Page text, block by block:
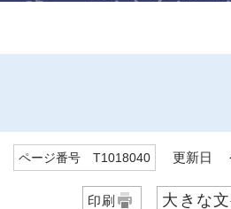
ページ番号 T1018040 更新日
印刷 大きな